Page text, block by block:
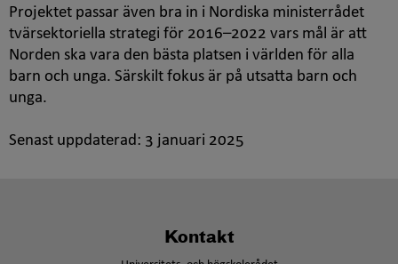
Projektet passar även bra in i Nordiska ministerrådet
tvärsektoriella strategi för 2016–2022 vars mål är att
Norden ska vara den bästa platsen i världen för alla
barn och unga. Särskilt fokus är på utsatta barn och
unga.
Senast uppdaterad: 3 januari 2025
Kontakt